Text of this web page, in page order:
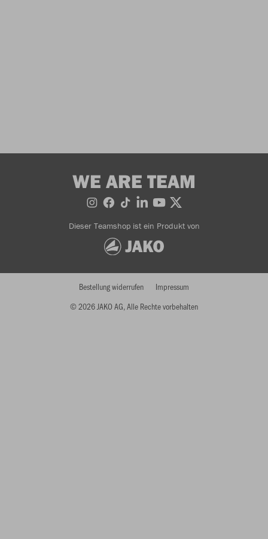
WE ARE TEAM
Dieser Teamshop ist ein Produkt von
© 2026 JAKO AG, Alle Rechte vorbehalten
Bestellung widerrufen Impressum